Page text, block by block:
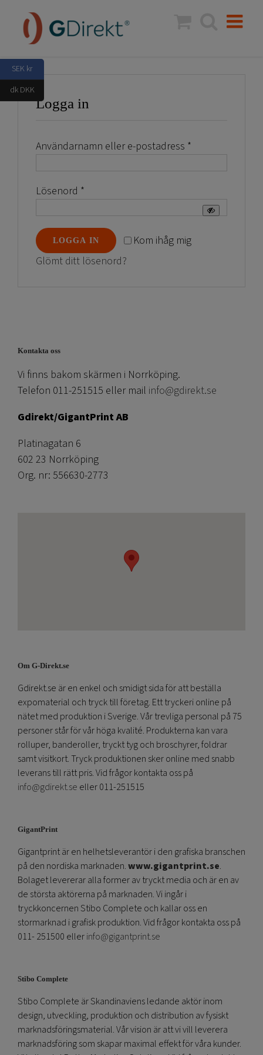
innehållet
Logga in
Användarnamn eller e-postadress *
Lösenord *
Kom ihåg mig
LOGGA IN
Glömt ditt lösenord?
Kontakta oss
Vi finns bakom skärmen i Norrköping.
Telefon 011-251515 eller mail info@gdirekt.se
Gdirekt/GigantPrint AB
Platinagatan 6
602 23 Norrköping
Org. nr: 556630-2773
Om G-Direkt.se
Gdirekt.se är en enkel och smidigt sida för att beställa
expomaterial och tryck till företag. Ett tryckeri online på
nätet med produktion i Sverige. Vår trevliga personal på 75
personer står för vår höga kvalité. Produkterna kan vara
rolluper, banderoller, tryckt tyg och broschyrer, foldrar
samt visitkort. Tryck produktionen sker online med snabb
leverans till rätt pris. Vid frågor kontakta oss på
info@gdirekt.se eller 011-251515
GigantPrint
Gigantprint är en helhetsleverantör i den grafiska branschen
på den nordiska marknaden.www.gigantprint.se.
Bolaget levererar alla former av tryckt media och är en av
de största aktörerna på marknaden. Vi ingår i
tryckkoncernen Stibo Complete och kallar oss en
stormarknad i grafisk produktion. Vid frågor kontakta oss på
011- 251500 ellerinfo@gigantprint.se
Stibo Complete
Stibo Complete är Skandinaviens ledande aktör inom
design, utveckling, produktion och distribution av fysiskt
marknadsföringsmaterial. Vår vision är att vi vill leverera
marknadsföring som skapar maximal effekt för våra kunder.
SEK kr
dk DKK